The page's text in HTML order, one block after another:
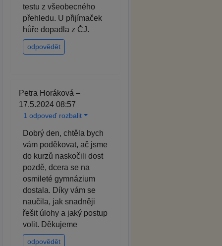
testu z všeobecného
přehledu. U přijímaček
hůře dopadla z ČJ.
odpovědět
Petra Horáková –
17.5.2024 08:57
1 odpoveď rozbalit
Dobrý den, chtěla bych
vám poděkovat, ač jsme
do kurzů naskočili dost
pozdě, dcera se na
osmileté gymnázium
dostala. Díky vám se
naučila, jak snadněji
řešit úlohy a jaký postup
volit. Děkujeme
odpovědět